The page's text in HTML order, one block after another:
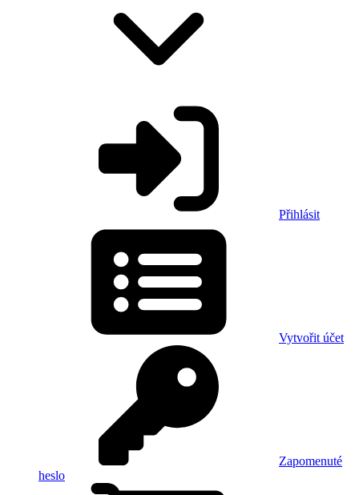
Přihlásit
Vytvořit účet
Zapomenuté
heslo